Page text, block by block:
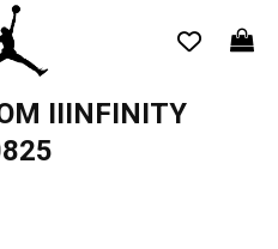
IIINFINITY